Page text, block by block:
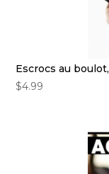
Escrocs au
$4.99